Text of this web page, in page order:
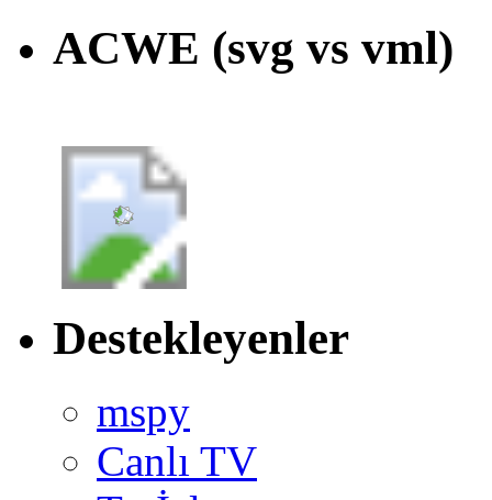
ACWE (svg vs vml)
Destekleyenler
mspy
Canlı TV